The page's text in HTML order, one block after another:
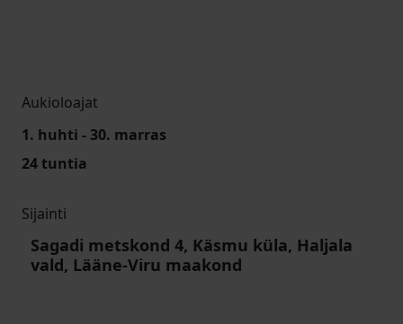
Aukioloajat
1. huhti - 30. marras
24 tuntia
Sijainti
Sagadi metskond 4, Käsmu küla, Haljala
vald, Lääne-Viru maakond